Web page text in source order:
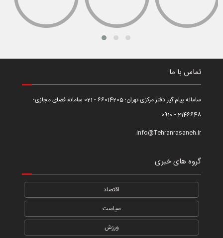
تماس با ما
سامانه پیام گیر دفتر مرکزی تهران؛ 66014205 - 021 سامانه فضای مجازی؛
2146648 - 0910
info@Tehranrasaneh.ir
گروه های خبری
اقتصاد
سیاست
ورزش